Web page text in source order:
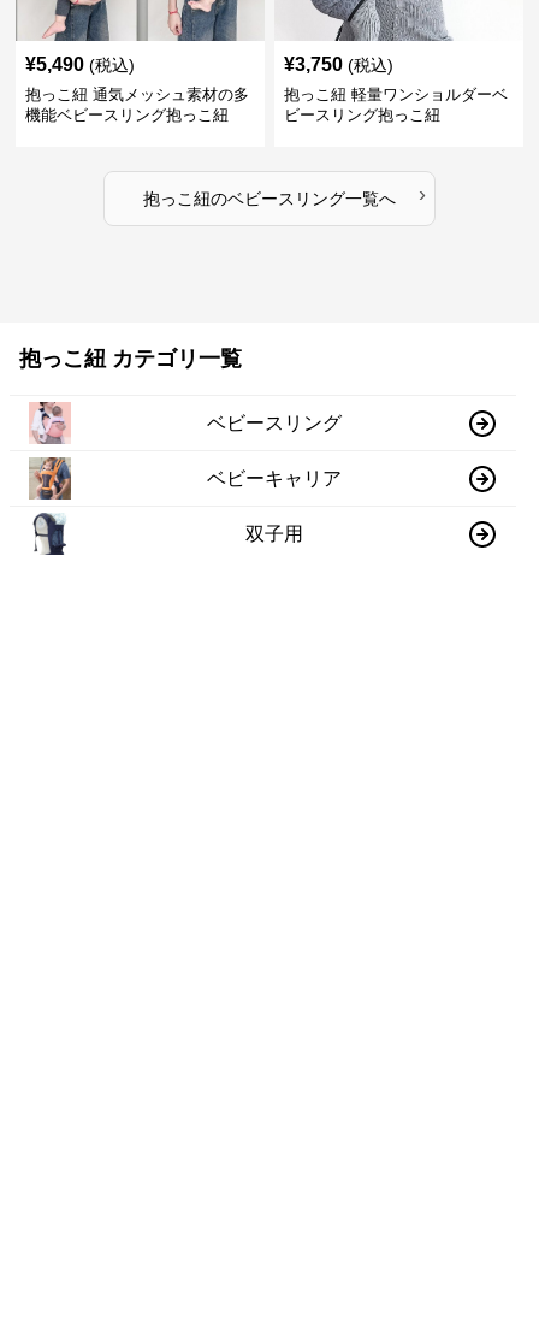
¥5,490 (税込)
抱っこ紐 通気メッシュ素材の多
機能ベビースリング抱っこ紐
¥3,750 (税込)
抱っこ紐 軽量ワンショルダーベ
ビースリング抱っこ紐
抱っこ紐のベビースリング一覧へ ›
抱っこ紐 カテゴリ一覧
ベビースリング
ベビーキャリア
双子用